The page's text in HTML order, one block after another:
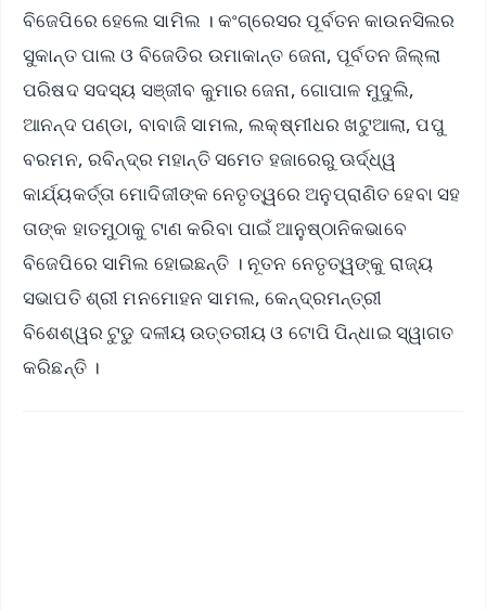
ବିଜେପିରେ ହେଲେ ସାମିଲ । କଂଗ୍ରେସର ପୂର୍ବତନ କାଉନସିଲର
ସୁକାନ୍ତ ପାଲ ଓ ବିଜେଡିର ଉମାକାନ୍ତ ଜେନା, ପୂର୍ବତନ ଜିଲ୍ଲା
ପରିଷଦ ସଦସ୍ୟ ସଞ୍ଜୀବ କୁମାର ଜେନା, ଗୋପାଳ ମୁଦୁଲି,
ଆନନ୍ଦ ପଣ୍ଡା, ବାବାଜି ସାମଲ, ଲକ୍ଷ୍ମୀଧର ଖଟୁଆଲା, ପପୁ
ବରମନ, ରବିନ୍ଦ୍ର ମହାନ୍ତି ସମେତ ହଜାରେରୁ ଊର୍ଦ୍ଧ୍ୱ
କାର୍ଯ୍ୟକର୍ତ୍ତା ମୋଦିଜୀଙ୍କ ନେତୃତ୍ୱରେ ଅନୁପ୍ରାଣିତ ହେବା ସହ
ତାଙ୍କ ହାତମୁଠାକୁ ଟାଣ କରିବା ପାଇଁ ଆନୁଷ୍ଠାନିକଭାବେ
ବିଜେପିରେ ସାମିଲ ହୋଇଛନ୍ତି । ନୂତନ ନେତୃତ୍ୱଙ୍କୁ ରାଜ୍ୟ
ସଭାପତି ଶ୍ରୀ ମନମୋହନ ସାମଲ, କେନ୍ଦ୍ରମନ୍ତ୍ରୀ
ବିଶେଶ୍ୱର ଟୁଡୁ ଦଳୀୟ ଉତ୍ତରୀୟ ଓ ଟୋପି ପିନ୍ଧାଇ ସ୍ୱାଗତ
କରିଛନ୍ତି ।